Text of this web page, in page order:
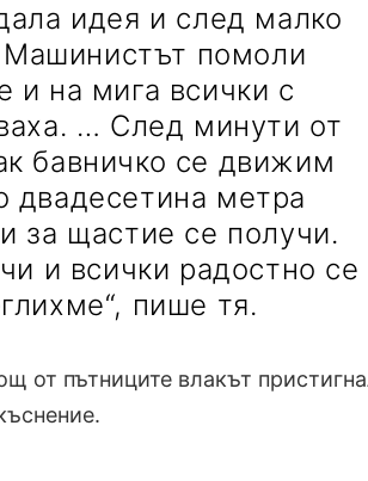
идея и след малко
помоли
и на мига всички с
… След минути от
бавничко се движим
двадесетина метра
за щастие се получи.
и всички радостно се
пише тя.
от пътниците влакът